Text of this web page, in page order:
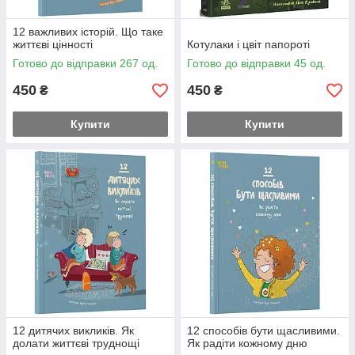
12 важливих історій. Що таке
життєві цінності
Готово до відправки 267 од.
450 ₴
Купити
Котулаки і цвіт папороті
Готово до відправки 45 од.
450 ₴
Купити
12 дитячих викликів. Як
долати життєві труднощі
12 способів бути щасливими.
Як радіти кожному дню